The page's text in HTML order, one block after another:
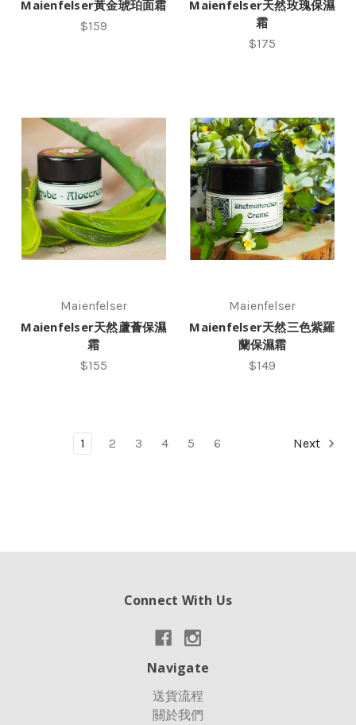
Maienfelser黃金琥珀面霜
$159
Maienfelser天然玫瑰保濕
霜
$175
Maienfelser
Maienfelser天然蘆薈保濕
霜
$155
Maienfelser
Maienfelser天然三色紫羅
蘭保濕霜
$149
1 2 3 4 5 6 Next
Connect With Us
Navigate
送貨流程
關於我們